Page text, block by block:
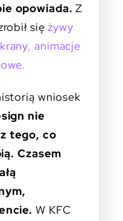
opowiada. Z
siężywy
animacje
wniosek
nie
tego, co
Czasem
W KFC